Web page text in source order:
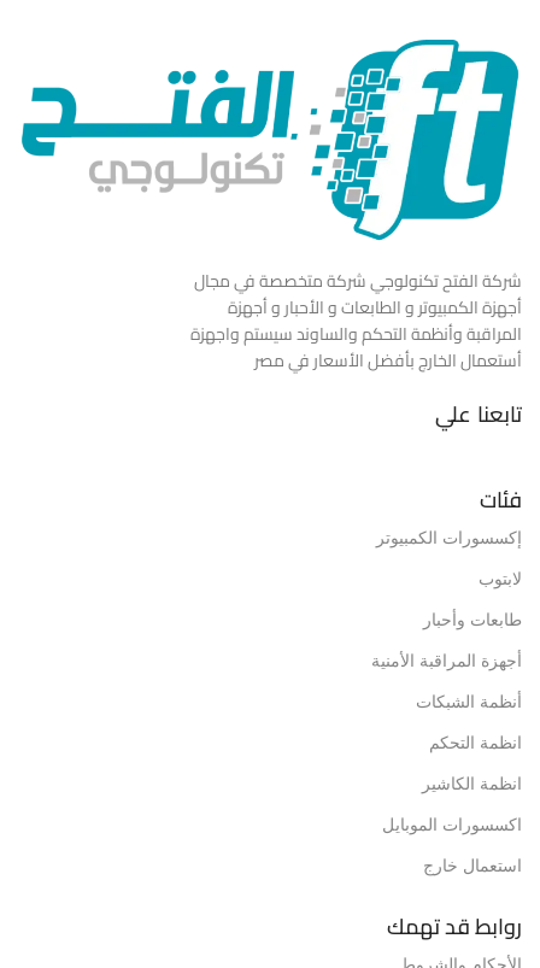
شركة الفتح تكنولوجي شركة متخصصة في مجال
أجهزة الكمبيوتر و الطابعات و الأحبار و أجهزة
المراقبة وأنظمة التحكم والساوند سيستم واجهزة
أستعمال الخارج بأفضل الأسعار في مصر
تابعنا علي
فئات
إكسسورات الكمبيوتر
لابتوب
طابعات وأحبار
أجهزة المراقبة الأمنية
أنظمة الشبكات
انظمة التحكم
انظمة الكاشير
اكسسورات الموبايل
استعمال خارج
روابط قد تهمك